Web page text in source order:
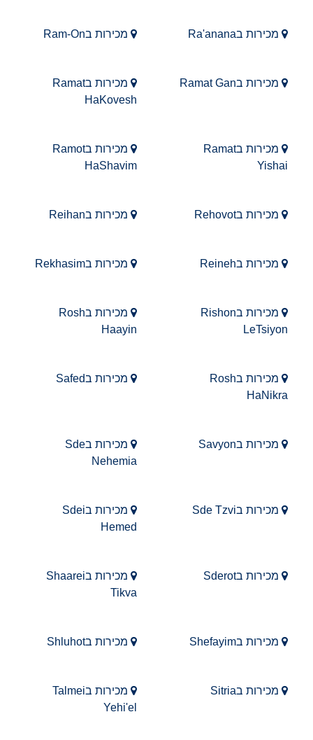
מכירות בRa'anana מכירות בRam-On
מכירות בRamat Gan
מכירות בRamat
HaKovesh
מכירות בRamat
Yishai
מכירות בRamot
HaShavim
מכירות בRehovot מכירות בReihan
מכירות בReineh מכירות בRekhasim
מכירות בRishon
LeTsiyon
מכירות בRosh
Haayin
מכירות בRosh
HaNikra
מכירות בSafed
מכירות בSavyon
מכירות בSde
Nehemia
מכירות בSde Tzvi
מכירות בSdei
Hemed
מכירות בSderot
מכירות בShaarei
Tikva
מכירות בShefayim מכירות בShluhot
מכירות בSitria
מכירות בTalmei
Yehi'el